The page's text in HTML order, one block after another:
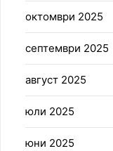
октомври 2025
септември 2025
август 2025
юли 2025
юни 2025